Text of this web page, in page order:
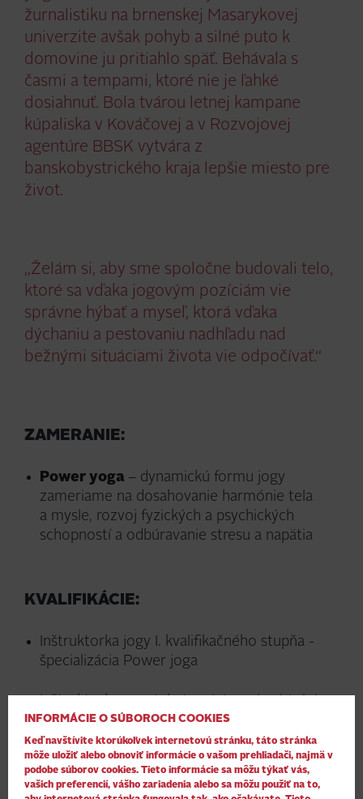
žurnalistiku na brnenskej Masarykovej
univerzite avšak pohyb a silné puto k
domovine ju pritiahlo späť. Behávala s
časmi a tempami, ktoré nie je ľahké
dosiahnuť. Bola tvárou letnej kampane
kúpaliska v Kováčovej a v Rozvojovej
agentúre BBSK vytvára z
banskobystrického kraja lepšie miesto pre
život.
„Želám si, aby sme spoločne budovali telo,
ktoré sa vďaka jogovým pozíciám vie
správne hýbať a myseľ, ktorá vďaka
dýchaniu a pestovaniu nadhľadu nad
bežnými situáciami života vie odpočívať.“
ZAMERANIE:
Power yoga – dynamickú formu jogy
zameriame na dosahovanie harmónie tela
a mysle, rozvoj fyzických a psychických
schopností a odbúravanie stresu a napätia
KVALIFIKÁCIE:
Inštruktorka jogy I. kvalifikačného stupňa -
špecializácia Power joga
vo vode
Inštruktorka Ay fly training - joga v plachtách
INFORMÁCIE O SÚBOROCH COOKIES
Keď navštívite ktorúkoľvek internetovú stránku, táto stránka
môže uložiť alebo obnoviť informácie o vašom prehliadači, najmä v
podobe súborov cookies. Tieto informácie sa môžu týkať vás,
vašich preferencií, vášho zariadenia alebo sa môžu použiť na to,